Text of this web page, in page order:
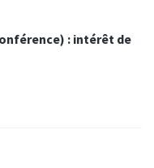
: intérêt de